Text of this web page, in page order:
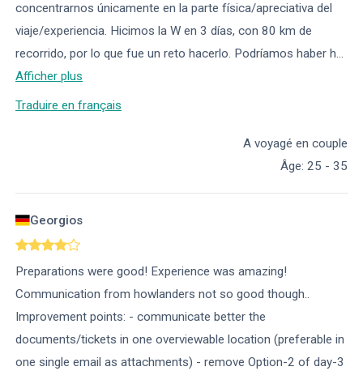
concentrarnos únicamente en la parte física/apreciativa del
viaje/experiencia. Hicimos la W en 3 días, con 80 km de
recorrido, por lo que fue un reto hacerlo. Podríamos haber h...
Afficher plus
Traduire en français
A voyagé en couple
Âge: 25 - 35
Georgios
Preparations were good! Experience was amazing!
Communication from howlanders not so good though..
Improvement points: - communicate better the
documents/tickets in one overviewable location (preferable in
one single email as attachments) - remove Option-2 of day-3